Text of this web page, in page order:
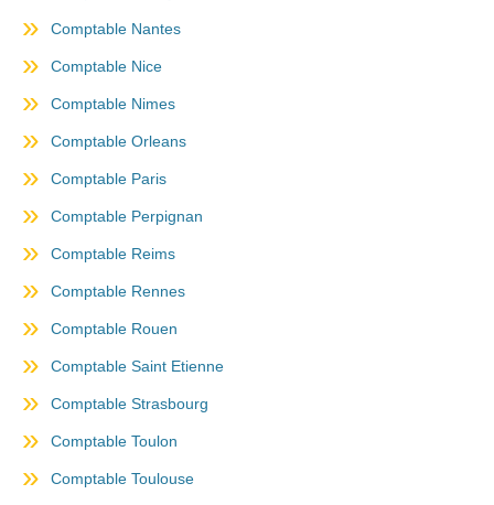
Comptable Nantes
Comptable Nice
Comptable Nimes
Comptable Orleans
Comptable Paris
Comptable Perpignan
Comptable Reims
Comptable Rennes
Comptable Rouen
Comptable Saint Etienne
Comptable Strasbourg
Comptable Toulon
Comptable Toulouse